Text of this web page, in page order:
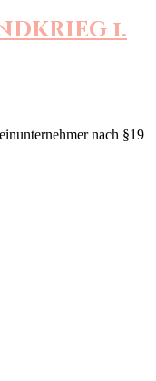
1.
nach §19